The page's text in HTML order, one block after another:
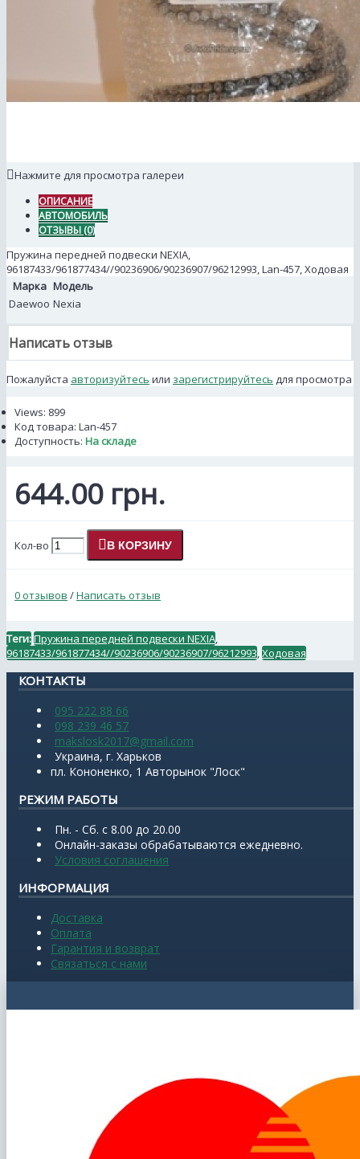
Нажмите для просмотра галереи
ОПИСАНИЕ
АВТОМОБИЛЬ
ОТЗЫВЫ (0)
Пружина передней подвески NEXIA,
96187433/961877434//90236906/90236907/96212993, Lan-457, Ходовая
Марка Модель
Daewoo Nexia
Написать отзыв
Пожалуйста авторизуйтесь или зарегистрируйтесь для просмотра
Views: 899
Код товара: Lan-457
Доступность: На складе
644.00 грн.
Кол-во В КОРЗИНУ
0 отзывов /Написать отзыв
Теги:Пружина передней подвески NEXIA
96187433/961877434//90236906/90236907/96212993 Ходовая
КОНТАКТЫ
095 222 88 66
098 239 46 57
makslosk2017@gmail.com
Украина, г. Харьков
пл. Кононенко, 1 Авторынок "Лоск"
РЕЖИМ РАБОТЫ
Пн. - Сб. с 8.00 до 20.00
Онлайн-заказы обрабатываются ежедневно.
Условия соглашения
ИНФОРМАЦИЯ
Доставка
Оплата
Гарантия и возврат
Связаться с нами